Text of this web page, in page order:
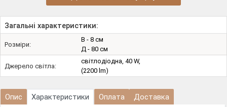
Загальні характеристики:
Розміри:
В - 8 см
Д - 80 см
Джерело світла:
світлодіодна, 40 W,
(2200 lm)
Опис Характеристики Оплата Доставка